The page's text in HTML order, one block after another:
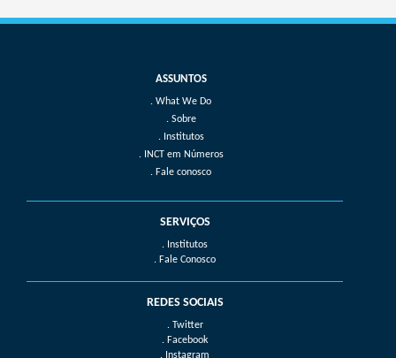
What We Do
Sobre
Institutos
INCT em Números
Fale conosco
SERVIÇOS
. Institutos
. Fale Conosco
REDES SOCIAIS
. Twitter
. Facebook
. Instagram